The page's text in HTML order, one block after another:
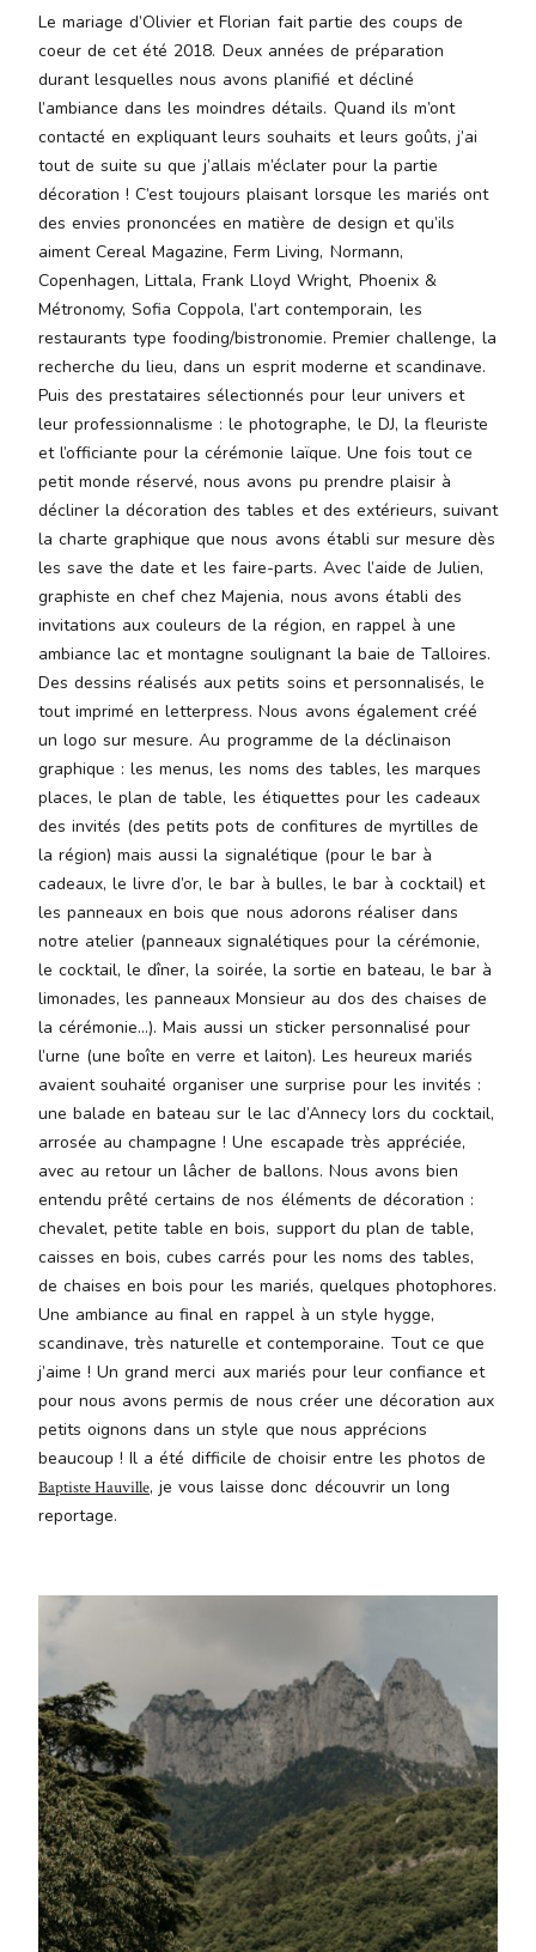
Le mariage d’Olivier et Florian fait partie des coups de
coeur de cet été 2018. Deux années de préparation
durant lesquelles nous avons planifié et décliné
l’ambiance dans les moindres détails. Quand ils m’ont
contacté en expliquant leurs souhaits et leurs goûts, j’ai
tout de suite su que j’allais m’éclater pour la partie
décoration ! C’est toujours plaisant lorsque les mariés ont
des envies prononcées en matière de design et qu’ils
aiment Cereal Magazine, Ferm Living, Normann,
Copenhagen, Littala, Frank Lloyd Wright, Phoenix &
Métronomy, Sofia Coppola, l’art contemporain, les
restaurants type fooding/bistronomie. Premier challenge, la
recherche du lieu, dans un esprit moderne et scandinave.
Puis des prestataires sélectionnés pour leur univers et
leur professionnalisme : le photographe, le DJ, la fleuriste
et l’officiante pour la cérémonie laïque. Une fois tout ce
petit monde réservé, nous avons pu prendre plaisir à
décliner la décoration des tables et des extérieurs, suivant
la charte graphique que nous avons établi sur mesure dès
les save the date et les faire-parts. Avec l’aide de Julien,
graphiste en chef chez Majenia, nous avons établi des
invitations aux couleurs de la région, en rappel à une
ambiance lac et montagne soulignant la baie de Talloires.
Des dessins réalisés aux petits soins et personnalisés, le
tout imprimé en letterpress. Nous avons également créé
un logo sur mesure. Au programme de la déclinaison
graphique : les menus, les noms des tables, les marques
places, le plan de table, les étiquettes pour les cadeaux
des invités (des petits pots de confitures de myrtilles de
la région) mais aussi la signalétique (pour le bar à
cadeaux, le livre d’or, le bar à bulles, le bar à cocktail) et
les panneaux en bois que nous adorons réaliser dans
notre atelier (panneaux signalétiques pour la cérémonie,
le cocktail, le dîner, la soirée, la sortie en bateau, le bar à
limonades, les panneaux Monsieur au dos des chaises de
la cérémonie…). Mais aussi un sticker personnalisé pour
l’urne (une boîte en verre et laiton). Les heureux mariés
avaient souhaité organiser une surprise pour les invités :
une balade en bateau sur le lac d’Annecy lors du cocktail,
arrosée au champagne ! Une escapade très appréciée,
avec au retour un lâcher de ballons. Nous avons bien
entendu prêté certains de nos éléments de décoration :
chevalet, petite table en bois, support du plan de table,
caisses en bois, cubes carrés pour les noms des tables,
de chaises en bois pour les mariés, quelques photophores.
Une ambiance au final en rappel à un style hygge,
scandinave, très naturelle et contemporaine. Tout ce que
j’aime ! Un grand merci aux mariés pour leur confiance et
pour nous avons permis de nous créer une décoration aux
petits oignons dans un style que nous apprécions
beaucoup ! Il a été difficile de choisir entre les photos de
Baptiste Hauville, je vous laisse donc découvrir un long
reportage.
mollis
interdum.
Maecenas
faucibus
mollis
interdum.
Etiam porta
sem
malesuada
magna
mollis
euismod.